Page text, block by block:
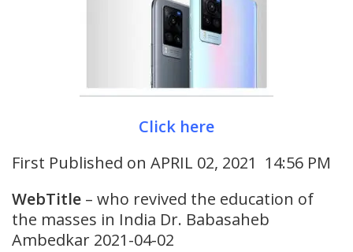
Click here
First Published on APRIL 02, 2021 14:56 PM
WebTitle – who revived the education of
the masses in India Dr. Babasaheb
Ambedkar 2021-04-02